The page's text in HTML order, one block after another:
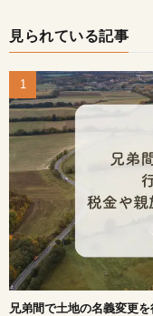
見られている記事
兄弟間で土地の名義変更